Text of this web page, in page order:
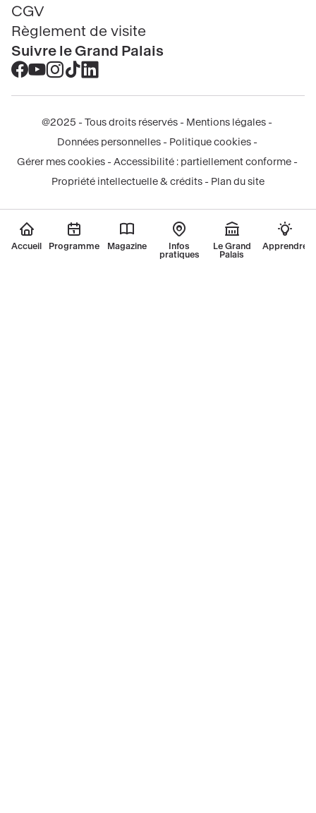
CGV
Règlement de visite
Suivre le Grand Palais
Accéder
au
nouvelle
Accéder
au
nouvelle
fenêtre
Accéder
au
nouvelle
fenêtre
Accéder
au
tok
-
nouvelle
Accéder
au
-
nouvelle
fenêtre
@2025 - Tous droits réservés
Mentions légales
Données personnelles
Politique cookies
Gérer mes cookies
Accessibilité : partiellement conforme
Propriété intellectuelle & crédits
Plan du site
Accueil Programme Magazine
Infos
pratiques
Le Grand
Palais
Apprendre